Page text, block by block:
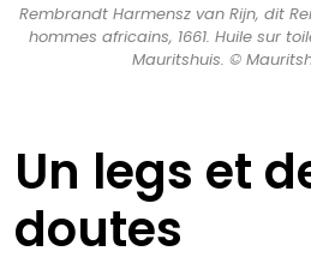
Rembrandt Harmensz van Rijn, dit
hommes africains, 1661. Huile sur
Mauritshuis. ©
Un legs et
doutes